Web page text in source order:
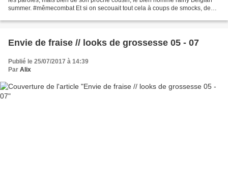
summer. #mêmecombat Et si on secouait tout cela à coups de smocks, de
Envie de fraise // looks de grossesse 05 - 07
Publié le 25/07/2017 à 14:39
Par Alix